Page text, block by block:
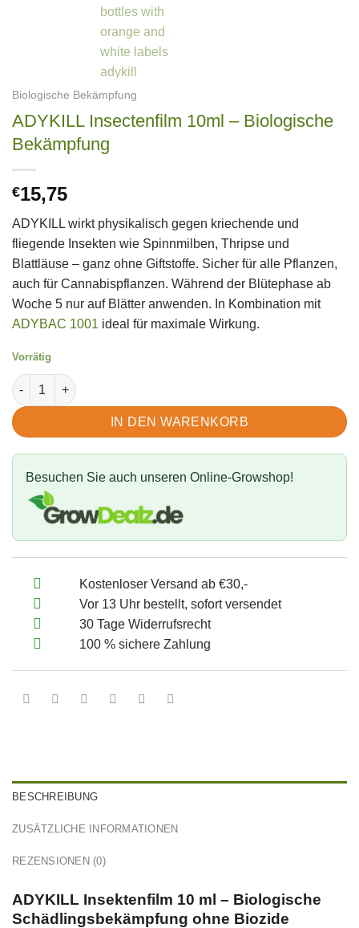
Biologische Bekämpfung
ADYKILL Insectenfilm 10ml – Biologische
Bekämpfung
€15,75
ADYKILL wirkt physikalisch gegen kriechende und
fliegende Insekten wie Spinnmilben, Thripse und
Blattläuse – ganz ohne Giftstoffe. Sicher für alle Pflanzen,
auch für Cannabispflanzen. Während der Blütephase ab
Woche 5 nur auf Blätter anwenden. In Kombination mit
ADYBAC 1001 ideal für maximale Wirkung.
Vorrätig
ADYKILL Insectenfilm 10ml – Biologische Bekämpfung Menge
IN DEN WARENKORB
Besuchen Sie auch unseren Online-Growshop!
Kostenloser Versand ab €30,-
Vor 13 Uhr bestellt, sofort versendet
30 Tage Widerrufsrecht
100 % sichere Zahlung
BESCHREIBUNG
ZUSÄTZLICHE INFORMATIONEN
REZENSIONEN (0)
ADYKILL Insektenfilm 10 ml – Biologische
Schädlingsbekämpfung ohne Biozide